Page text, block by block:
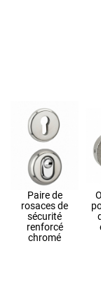
Paire de
rosaces de
sécurité
renforcé
chromé